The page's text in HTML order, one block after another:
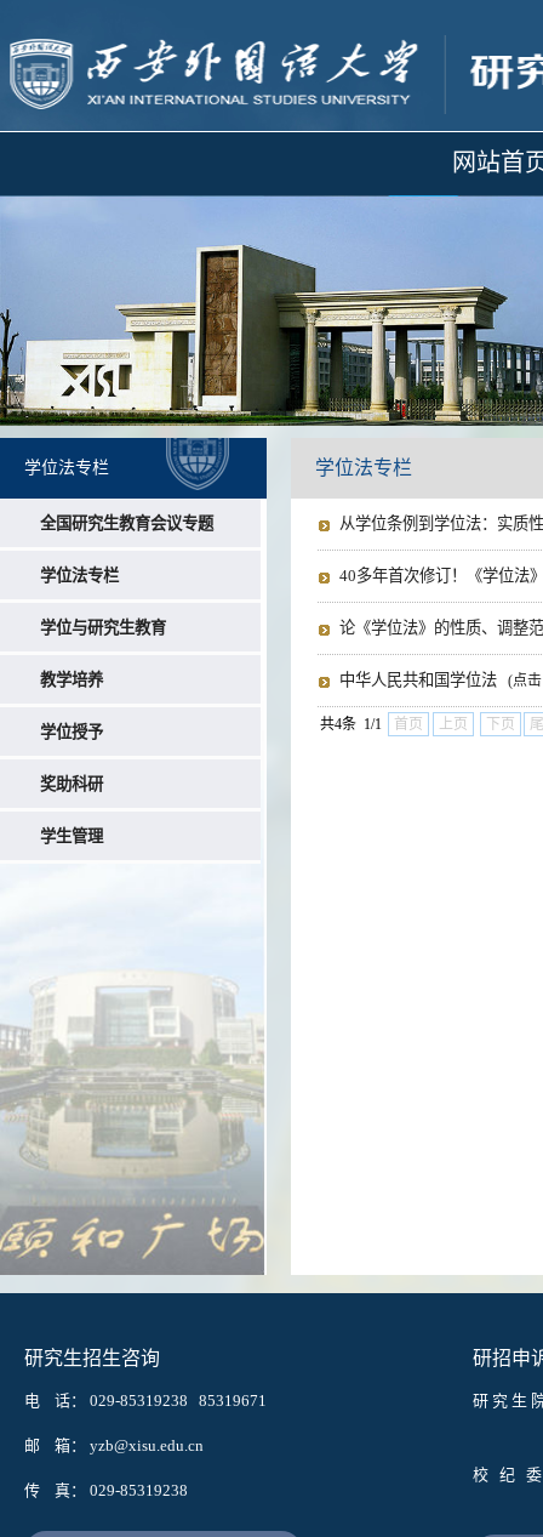
网站首
学位法专栏
全国研究生教育会议专题
学位法专栏
学位与研究生教育
教学培养
学位授予
奖助科研
学生管理
学位法专栏
从学位条例到学位法：实质
40多年首次修订！《学位法
论《学位法》的性质、调整
中华人民共和国学位法 (点
共4条 1/1 首页 上页 下页
研究生招生咨询
电 话： 029-85319238 85319671
邮 箱： yzb@xisu.edu.cn
传 真： 029-85319238
研招申
研 究 生
校 纪 委